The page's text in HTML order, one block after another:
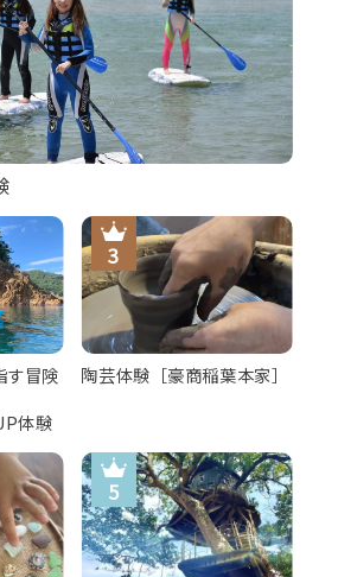
焼き
す冒険
体験
陶芸体験［豪商稲葉本家］